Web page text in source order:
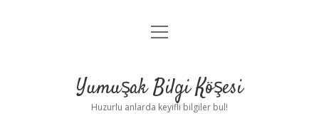
Anasayfa
Yasal Uyarı
menüyü
Yumuşak Bilgi Köşesi
Huzurlu anlarda keyifli bilgiler bul!